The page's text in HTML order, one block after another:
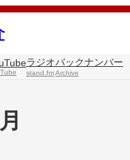
ラジオ
stand.fm
バックナンバー
Archive